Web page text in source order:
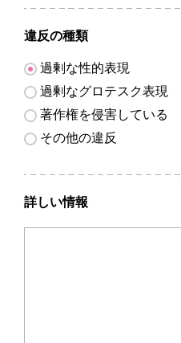
違反の種類
過剰な性的表現
過剰なグロテスク表現
著作権を侵害している
その他の違反
詳しい情報